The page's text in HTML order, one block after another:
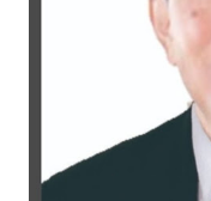
Mania Dadakan).
pengalaman tersebut
dalam karier
28 maret kemarin,
juara cuman aku
karya Aku di dunia